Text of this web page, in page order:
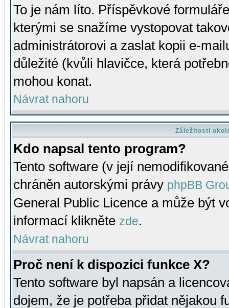
To je nám líto. Příspěvkové
kterými se snažíme vystopovat
administrátorovi a zaslat kopii e-
důležité (kvůli hlavičce, která
mohou konat.
Návrat nahoru
Záležitosti
Kdo napsal tento program?
Tento software (v její
chráněn autorskými právy phpBB
General Public Licence a může být
informací klikněte zde.
Návrat nahoru
Proč není k dispozici funkce X?
Tento software byl napsán a
dojem, že je potřeba přidat nějakou